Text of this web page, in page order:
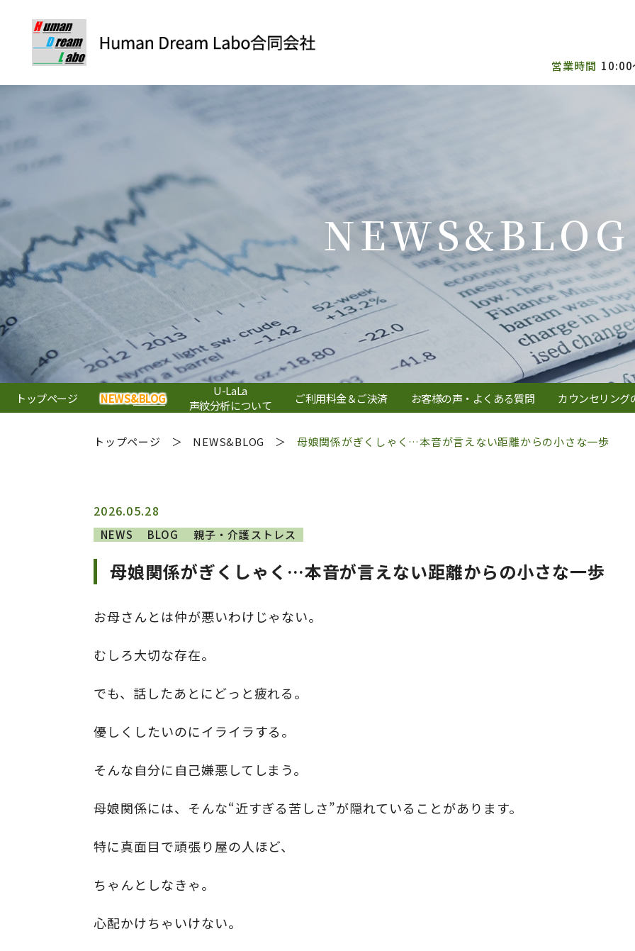
営業時間 10:00
NEWS&BLOG
トップページ NEWS&BLOG
U-LaLa
声紋分析について
ご利用料金＆ご決済 お客様の声・よくある質問 カウンセリング
トップページ NEWS&BLOG 母娘関係がぎくしゃく…本音が言えない距離からの小さな一歩
母娘関係がぎくしゃく…本音が言えない距離からの小さな一歩
NEWS BLOG 親子・介護ストレス
2026.05.28
お母さんとは仲が悪いわけじゃない。
むしろ大切な存在。
でも、話したあとにどっと疲れる。
優しくしたいのにイライラする。
そんな自分に自己嫌悪してしまう。
母娘関係には、そんな“近すぎる苦しさ”が隠れていることがあります。
特に真面目で頑張り屋の人ほど、
ちゃんとしなきゃ。
心配かけちゃいけない。